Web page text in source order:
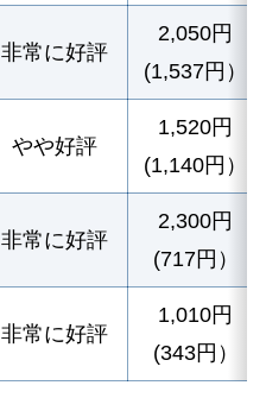
非常に好評
2,050円
(1,537円）
やや好評
1,520円
(1,140円）
非常に好評
2,300円
(717円）
非常に好評
1,010円
(343円）